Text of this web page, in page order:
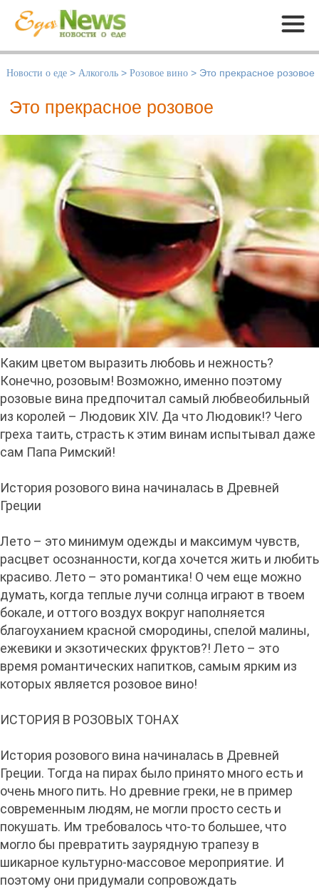
Меню
Новости о еде > Алкоголь > Розовое вино > Это прекрасное розовое
Это прекрасное розовое
Каким цветом выразить любовь и нежность?
Конечно, розовым! Возможно, именно поэтому
розовые вина предпочитал самый любвеобильный
из королей – Людовик XIV. Да что Людовик!? Чего
греха таить, страсть к этим винам испытывал даже
сам Папа Римский!
История розового вина начиналась в Древней
Греции
Лето – это минимум одежды и максимум чувств,
расцвет осознанности, когда хочется жить и любить
красиво. Лето – это романтика! О чем еще можно
думать, когда теплые лучи солнца играют в твоем
бокале, и оттого воздух вокруг наполняется
благоуханием красной смородины, спелой малины,
ежевики и экзотических фруктов?! Лето – это
время романтических напитков, самым ярким из
которых является розовое вино!
ИСТОРИЯ В РОЗОВЫХ ТОНАХ
История розового вина начиналась в Древней
Греции. Тогда на пирах было принято много есть и
очень много пить. Но древние греки, не в пример
современным людям, не могли просто сесть и
покушать. Им требовалось что-то большее, что
могло бы превратить заурядную трапезу в
шикарное культурно-массовое мероприятие. И
поэтому они придумали сопровождать